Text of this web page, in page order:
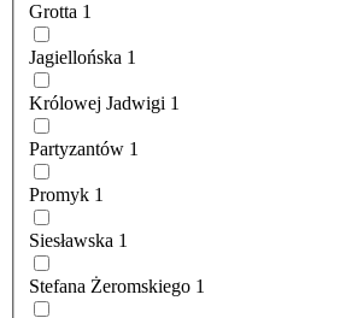
Grotta 1
Jagiellońska 1
Królowej Jadwigi 1
Partyzantów 1
Promyk 1
Siesławska 1
Stefana Żeromskiego 1